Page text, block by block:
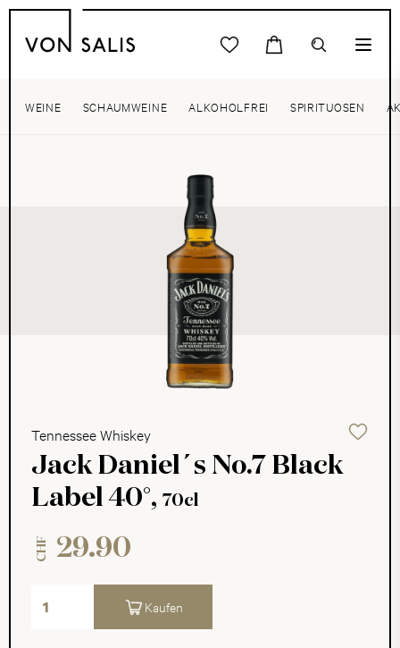
WEINE SCHAUMWEINE ALKOHOLFREI SPIRITUOSEN
Tennessee Whiskey
Jack Daniel´s No.7 Black
Label 40°, 70cl
CHF 29.90
Kaufen